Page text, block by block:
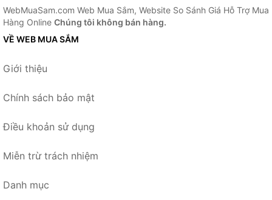
WebMuaSam.com Web Mua Sắm, Website So Sánh Giá Hỗ Trợ Mua
Hàng Online Chúng tôi không bán hàng.
VỀ WEB MUA SẮM
Giới thiệu
Chính sách bảo mật
Điều khoản sử dụng
Miễn trừ trách nhiệm
Danh mục